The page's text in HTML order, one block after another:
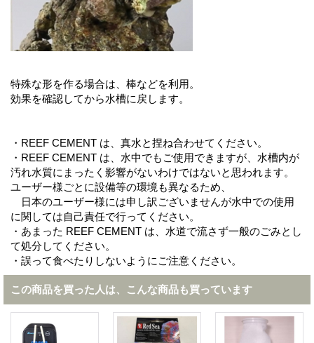
特殊な形を作る場合は、棒などを利用。
効果を確認してから水槽に戻します。
・REEF CEMENT は、真水と捏ね合わせてください。
・REEF CEMENT は、水中でもご使用できますが、水槽内が
汚れ水質にまったく影響がないわけではないと思われます。
ユーザー様ごとに設備等の環境も異なるため、
日本のユーザー様には申し訳ございませんが水中での使用
に関しては自己責任で行ってください。
・あまった REEF CEMENT は、水道で流さず一般のごみとし
て処分してください。
・誤って食べたりしないようにご注意ください。
この商品を買った人は、こんな商品も買っています